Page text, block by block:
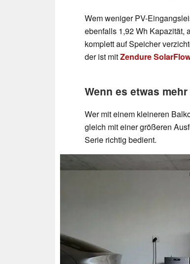
Wem weniger PV-
ebenfalls 1,92 Wh Kapazität,
komplett auf Speicher
der ist mitZendure
Wenn es etwas
Wer mit einem kleineren
gleich mit einer größeren
Serie richtig bedient.